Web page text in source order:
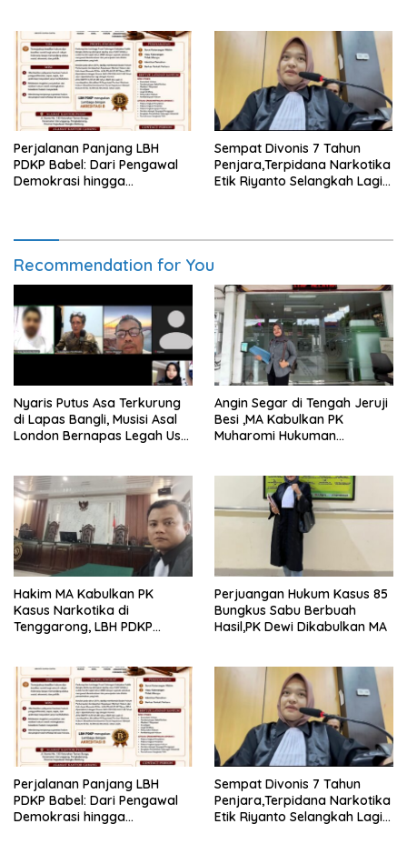
Berkeadilan
Perjalanan Panjang LBH
PDKP Babel: Dari Pengawal
Demokrasi hingga
Sempat Divonis 7 Tahun
Penjara,Terpidana Narkotika
Etik Riyanto Selangkah Lagi
Recommendation for You
Nyaris Putus Asa Terkurung
di Lapas Bangli, Musisi Asal
London Bernapas Legah Usai
Angin Segar di Tengah Jeruji
Besi ,MA Kabulkan PK
Muharomi Hukuman
Hakim MA Kabulkan PK
Kasus Narkotika di
Tenggarong, LBH PDKP
Berkeadilan
Perjuangan Hukum Kasus 85
Bungkus Sabu Berbuah
Hasil,PK Dewi Dikabulkan MA
Perjalanan Panjang LBH
PDKP Babel: Dari Pengawal
Demokrasi hingga
Sempat Divonis 7 Tahun
Penjara,Terpidana Narkotika
Etik Riyanto Selangkah Lagi